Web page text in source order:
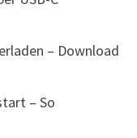
– Download
– So